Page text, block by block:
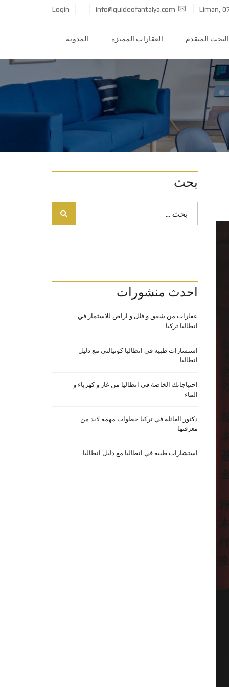
Liman,
info@guideofantalya.com
Login
البحث المتقدم العقارات المميزة المدونة
بحث
احدث منشورات
عقارات من شقق و فلل و اراض للاسثمار في
انطاليا تركيا
استشارات طبيه في انطاليا كونيالتي مع دليل
انطاليا
احتياجاتك الخاصة في انطاليا من غاز و كهرباء و
الماء
دكتور العائلة في تركيا خطوات مهمة لابد من
معرفتها
استشارات طبيه في انطاليا مع دليل انطاليا